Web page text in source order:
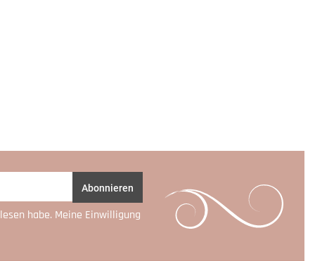
Abonnieren
habe. Meine Einwilligung